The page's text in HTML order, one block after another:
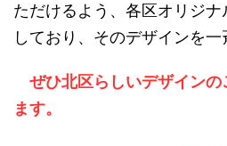
ただけるよう、各区オリジ
しており、そのデザインを一
ぜひ北区らしいデザイン
ます。